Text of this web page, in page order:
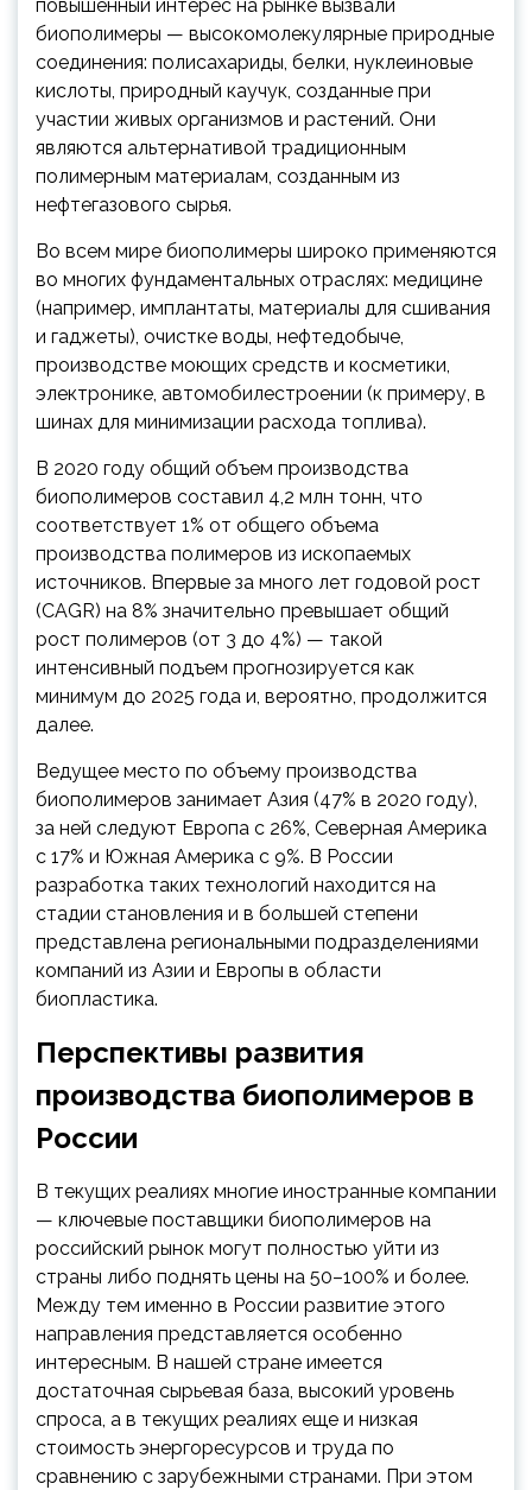
повышенный интерес на рынке вызвали
биополимеры — высокомолекулярные природные
соединения: полисахариды, белки, нуклеиновые
кислоты, природный каучук, созданные при
участии живых организмов и растений. Они
являются альтернативой традиционным
полимерным материалам, созданным из
нефтегазового сырья.
Во всем мире биополимеры широко применяются
во многих фундаментальных отраслях: медицине
(например, имплантаты, материалы для сшивания
и гаджеты), очистке воды, нефтедобыче,
производстве моющих средств и косметики,
электронике, автомобилестроении (к примеру, в
шинах для минимизации расхода топлива).
В 2020 году общий объем производства
биополимеров составил 4,2 млн тонн, что
соответствует 1% от общего объема
производства полимеров из ископаемых
источников. Впервые за много лет годовой рост
(CAGR) на 8% значительно превышает общий
рост полимеров (от 3 до 4%) — такой
интенсивный подъем прогнозируется как
минимум до 2025 года и, вероятно, продолжится
далее.
Ведущее место по объему производства
биополимеров занимает Азия (47% в 2020 году),
за ней следуют Европа с 26%, Северная Америка
с 17% и Южная Америка с 9%. В России
разработка таких технологий находится на
стадии становления и в большей степени
представлена региональными подразделениями
компаний из Азии и Европы в области
биопластика.
Перспективы развития
производства биополимеров в
России
В текущих реалиях многие иностранные компании
— ключевые поставщики биополимеров на
российский рынок могут полностью уйти из
страны либо поднять цены на 50–100% и более.
Между тем именно в России развитие этого
направления представляется особенно
интересным. В нашей стране имеется
достаточная сырьевая база, высокий уровень
спроса, а в текущих реалиях еще и низкая
стоимость энергоресурсов и труда по
сравнению с зарубежными странами. При этом